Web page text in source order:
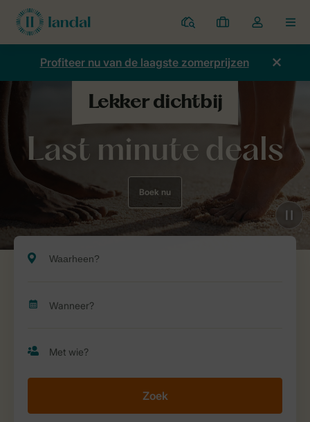
Parken
Mijn
boekingen
Open
de
dropdown
Profiteer nu van de laagste zomerprijzen
Last minute deals
Boek nu
Zoek